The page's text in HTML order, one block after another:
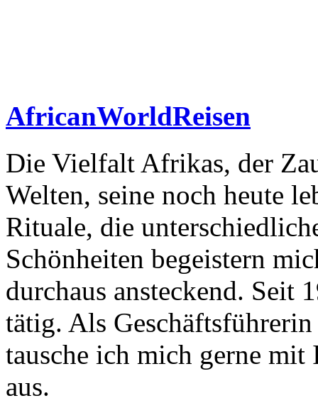
AfricanWorldReisen
Die Vielfalt Afrikas, der
Welten, seine noch heute
Rituale, die
Schönheiten begeistern
durchaus ansteckend. Seit
tätig. Als
tausche ich mich gerne mit
aus.